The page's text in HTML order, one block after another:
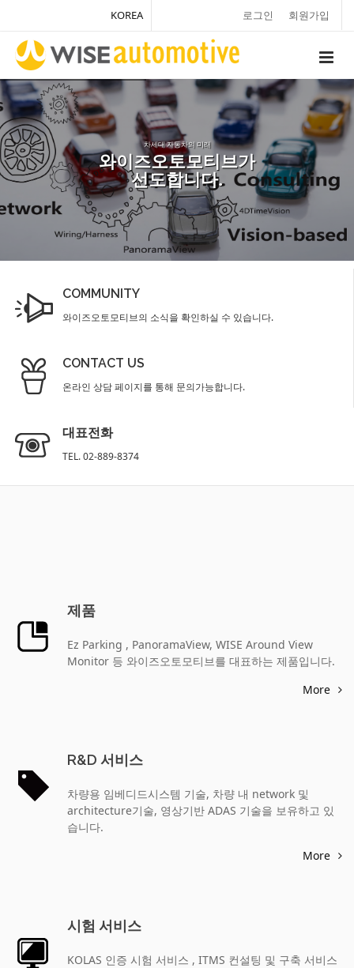
로그인 회원가입
KOREA
차세대 자동차의 미래
와이즈오토모티브가
선도합니다.
COMMUNITY
와이즈오토모티브의 소식을 확인하실 수 있습니다.
CONTACT US
온라인 상담 페이지를 통해 문의가능합니다.
대표전화
TEL. 02-889-8374
제품
Ez Parking , PanoramaView, WISE Around View
Monitor 등 와이즈오토모티브를 대표하는 제품입니다.
More
R&D 서비스
차량용 임베디드시스템 기술, 차량 내 network 및
architecture기술, 영상기반 ADAS 기술을 보유하고 있
습니다.
More
시험 서비스
KOLAS 인증 시험 서비스 , ITMS 컨설팅 및 구축 서비스